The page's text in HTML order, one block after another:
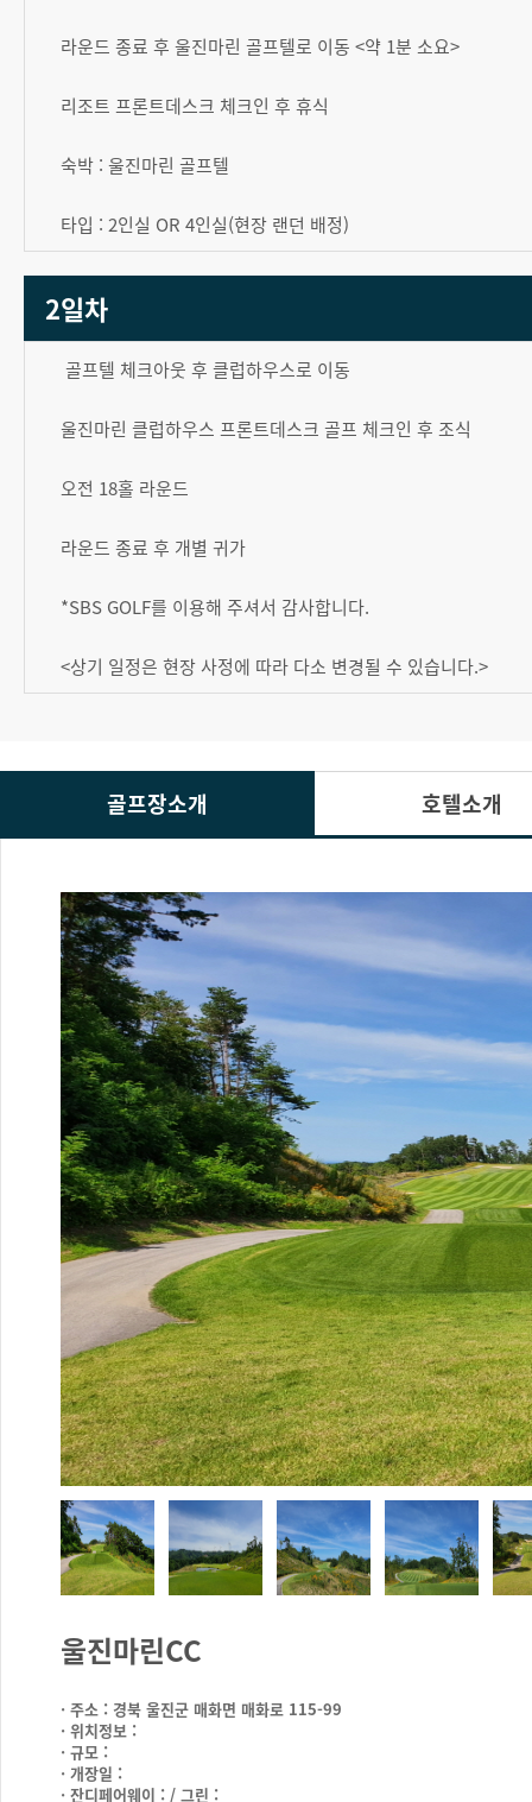
라운드 종료 후 울진마린 골프텔로 이동 <약 1분 소요>
리조트 프론트데스크 체크인 후 휴식
숙박 : 울진마린 골프텔
타입 : 2인실 OR 4인실(현장 랜던 배정)
2일차
골프텔 체크아웃 후 클럽하우스로 이동
울진마린 클럽하우스 프론트데스크 골프 체크인 후 조식
오전 18홀 라운드
라운드 종료 후 개별 귀가
*SBS GOLF를 이용해 주셔서 감사합니다.
<상기 일정은 현장 사정에 따라 다소 변경될 수 있습니다.>
골프장소개 호텔소개
울진마린CC
· 주소 : 경북 울진군 매화면 매화로 115-99
· 위치정보 :
· 규모 :
· 개장일 :
· 잔디페어웨이 : / 그린 :